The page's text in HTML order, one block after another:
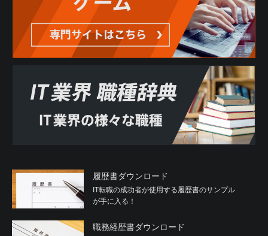
履歴書ダウンロード
IT転職の成功者が使用する履歴書のサンプル
が手に入る！
職務経歴書ダウンロード